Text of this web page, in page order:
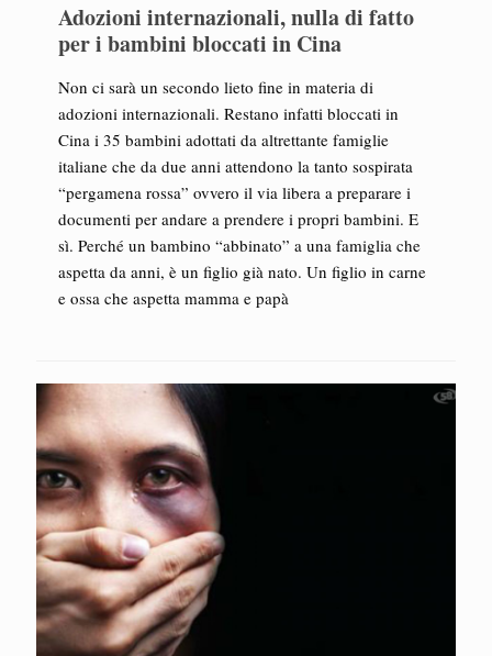
Adozioni internazionali, nulla di fatto
per i bambini bloccati in Cina
Non ci sarà un secondo lieto fine in materia di
adozioni internazionali. Restano infatti bloccati in
Cina i 35 bambini adottati da altrettante famiglie
italiane che da due anni attendono la tanto sospirata
“pergamena rossa” ovvero il via libera a preparare i
documenti per andare a prendere i propri bambini. E
sì. Perché un bambino “abbinato” a una famiglia che
aspetta da anni, è un figlio già nato. Un figlio in carne
e ossa che aspetta mamma e papà